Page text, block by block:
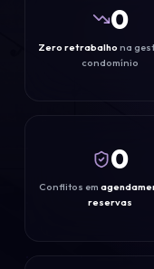
0
Zero retrabalho na
condomínio
0
Conflitos em
reservas